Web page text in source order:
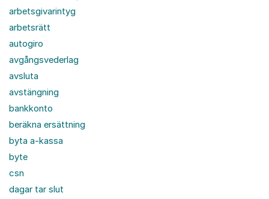
arbetsgivarintyg
arbetsrätt
autogiro
avgångsvederlag
avsluta
avstängning
bankkonto
beräkna ersättning
byta a-kassa
byte
csn
dagar tar slut